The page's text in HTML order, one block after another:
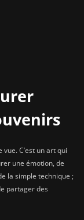
C’est un art qui
une émotion, de
la simple technique ;
partager des